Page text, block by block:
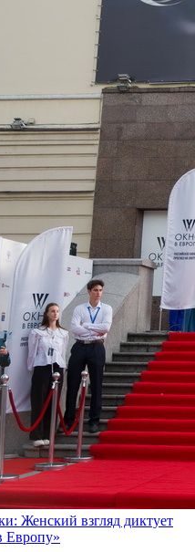
Женский взгляд диктует
Европу»